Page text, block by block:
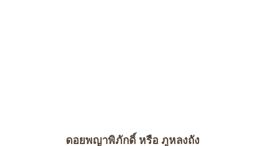
ดอยพญาพิภักดิ์ หรือ ภูหลงถัง